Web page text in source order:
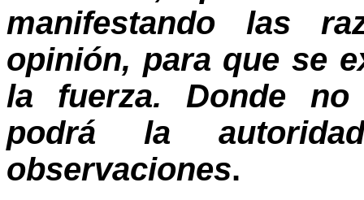
manifestando las
opinión, para que se
la fuerza. Donde no
podrá la
observaciones.